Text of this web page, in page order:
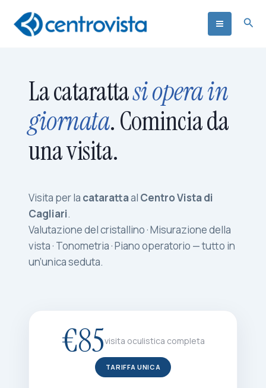
contenuto
La catarattasi opera in
giornata. Comincia da
una visita.
Visita per la catarattaal Centro Vista di
Cagliari.
Valutazione del cristallino · Misurazione della
vista · Tonometria · Piano operatorio — tutto in
un’unica seduta.
€85visita oculistica completa
TARIFFA UNICA